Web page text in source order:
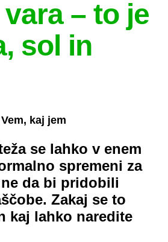
– to je
sol in
kaj jem
se lahko v enem
spremeni za
da bi pridobili
Zakaj se to
kaj lahko naredite